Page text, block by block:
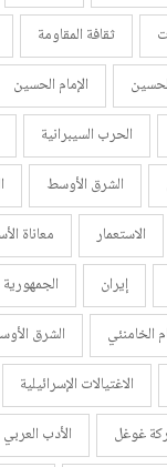
ثقافة المقاومة
الإمام الحسين
الحرب السيبرانية
الشرق الأوسط
الاستعمار
معاناة
إيران
الخامنئي الشرق
الاغتيالات الإسرائيلية
غوغل الأدب العربي